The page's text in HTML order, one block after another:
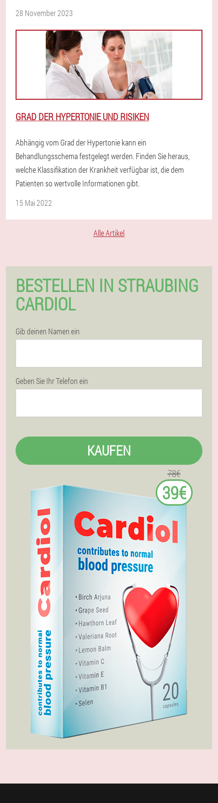
28 November 2023
GRAD DER HYPERTONIE UND RISIKEN
Abhängig vom Grad der Hypertonie kann ein
Behandlungsschema festgelegt werden. Finden Sie heraus,
welche Klassifikation der Krankheit verfügbar ist, die dem
Patienten so wertvolle Informationen gibt.
15 Mai 2022
Alle Artikel
BESTELLEN IN STRAUBING
CARDIOL
Gib deinen Namen ein
Geben Sie Ihr Telefon ein
KAUFEN
78€
39€